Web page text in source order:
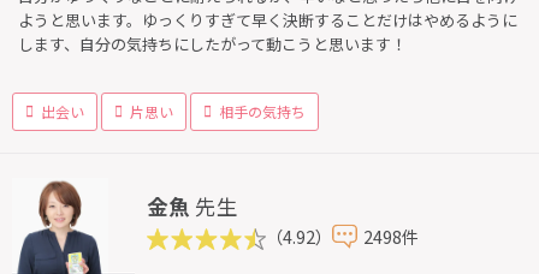
ようと思います。ゆっくりすぎて早く決断することだけはやめるように
します、自分の気持ちにしたがって動こうと思います！
出会い 片思い 相手の気持ち
金魚 先生
（4.92） 2498件